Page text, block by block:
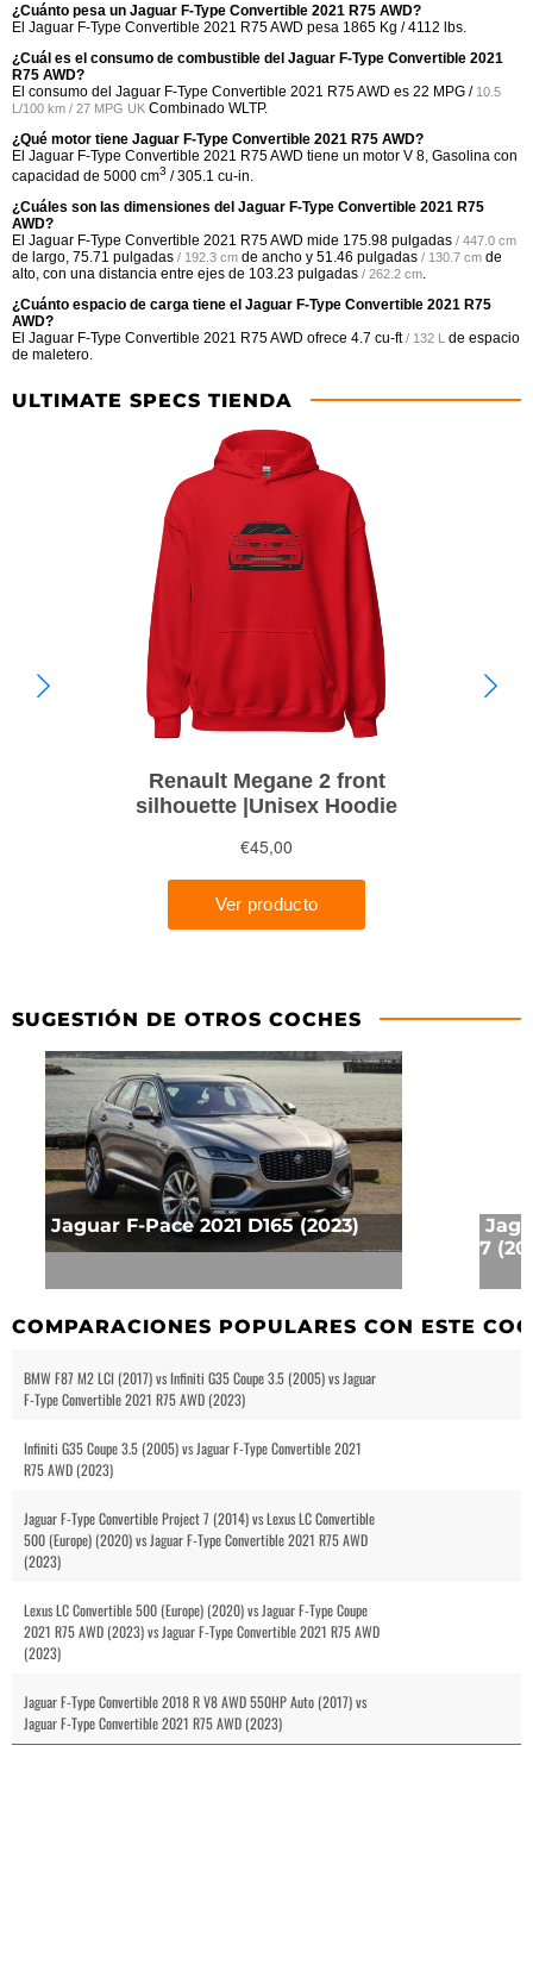
¿Cuánto pesa un Jaguar F-Type Convertible 2021 R75 AWD?
El Jaguar F-Type Convertible 2021 R75 AWD pesa 1865 Kg / 4112 lbs.
¿Cuál es el consumo de combustible del Jaguar F-Type Convertible 2021
R75 AWD?
El consumo del Jaguar F-Type Convertible 2021 R75 AWD es 22 MPG / 10.5
L/100 km / 27 MPG UK Combinado WLTP.
¿Qué motor tiene Jaguar F-Type Convertible 2021 R75 AWD?
El Jaguar F-Type Convertible 2021 R75 AWD tiene un motor V 8, Gasolina con
capacidad de 5000 cm3 / 305.1 cu-in.
¿Cuáles son las dimensiones del Jaguar F-Type Convertible 2021 R75
AWD?
El Jaguar F-Type Convertible 2021 R75 AWD mide 175.98 pulgadas / 447.0 cm
de largo, 75.71 pulgadas / 192.3 cm de ancho y 51.46 pulgadas / 130.7 cm de
alto, con una distancia entre ejes de 103.23 pulgadas / 262.2 cm
¿Cuánto espacio de carga tiene el Jaguar F-Type Convertible 2021 R75
AWD?
El Jaguar F-Type Convertible 2021 R75 AWD ofrece 4.7 cu-ft / 132 L de espacio
de maletero.
ULTIMATE SPECS TIENDA
SUGESTIÓN DE OTROS COCHES
Jaguar F-Pace 2021 D165 (2023)
7
COMPARACIONES POPULARES CON ESTE
BMW F87 M2 LCI (2017) vs Infiniti G35 Coupe 3.5 (2005) vs Jaguar
F-Type Convertible 2021 R75 AWD (2023)
Infiniti G35 Coupe 3.5 (2005) vs Jaguar F-Type Convertible 2021
R75 AWD (2023)
Jaguar F-Type Convertible Project 7 (2014) vs Lexus LC Convertible
500 (Europe) (2020) vs Jaguar F-Type Convertible 2021 R75 AWD
(2023)
Lexus LC Convertible 500 (Europe) (2020) vs Jaguar F-Type Coupe
2021 R75 AWD (2023) vs Jaguar F-Type Convertible 2021 R75 AWD
(2023)
Jaguar F-Type Convertible 2018 R V8 AWD 550HP Auto (2017) vs
Jaguar F-Type Convertible 2021 R75 AWD (2023)